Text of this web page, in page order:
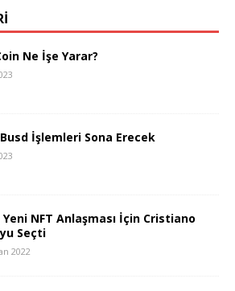
Ne İşe Yarar?
İşlemleri Sona Erecek
NFT Anlaşması İçin Cristiano
Seçti
2022